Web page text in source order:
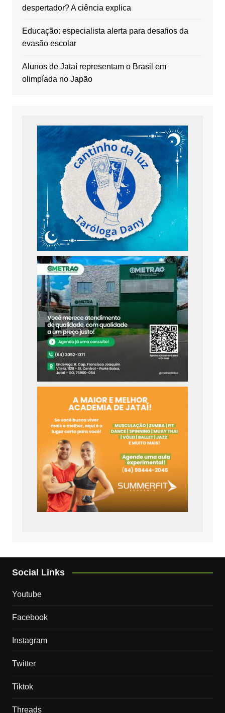
despertador? A ciência explica
Educação: especialista alerta para desafios da
evasão escolar
Alunos de Jataí representam o Brasil em
olimpíada no Japão
Social Links
Youtube
Facebook
Instagram
Twitter
Tiktok
Threads